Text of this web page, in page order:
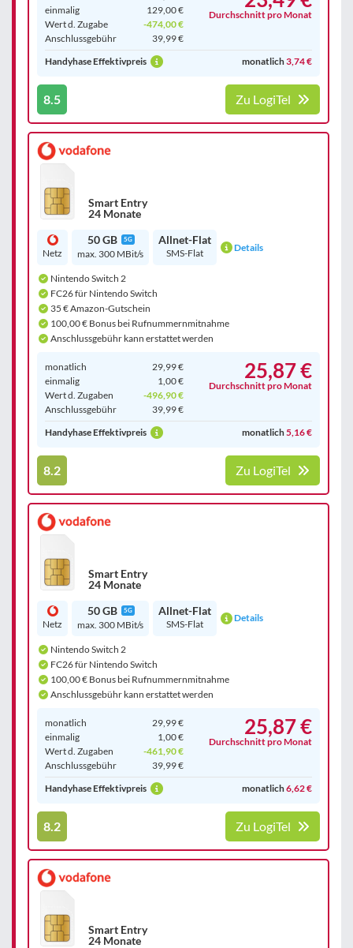
einmalig
129,00 €
Wert d. Zugabe
-474,00 €
Anschluss­gebühr
39,99 €
Durchschnitt pro Monat
Handyhase Effektivpreis monatlich3,74 €
8.5 Zu LogiTel
Smart Entry
24 Monate
Netz
50 GB 5G
max. 300 MBit/s
Allnet-Flat
SMS-Flat Details
Nintendo Switch 2
FC26 für Nintendo Switch
35 € Amazon-Gutschein
100,00 € Bonus bei Rufnummernmitnahme
Anschlussgebühr kann erstattet werden
monatlich
29,99 €
einmalig
1,00 €
Wert d. Zugaben
-496,90 €
Anschluss­gebühr
39,99 €
25,87 €
Durchschnitt pro Monat
Handyhase Effektivpreis monatlich5,16 €
8.2 Zu LogiTel
Smart Entry
24 Monate
Netz
50 GB 5G
max. 300 MBit/s
Allnet-Flat
SMS-Flat Details
Nintendo Switch 2
FC26 für Nintendo Switch
100,00 € Bonus bei Rufnummernmitnahme
Anschlussgebühr kann erstattet werden
monatlich
29,99 €
einmalig
1,00 €
Wert d. Zugaben
-461,90 €
Anschluss­gebühr
39,99 €
25,87 €
Durchschnitt pro Monat
Handyhase Effektivpreis monatlich6,62 €
8.2 Zu LogiTel
Smart Entry
24 Monate